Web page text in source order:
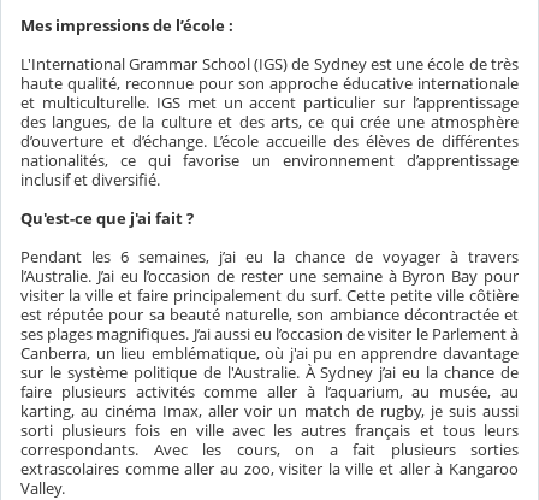
Mes impressions de l’école :
L'International Grammar School (IGS) de Sydney est une école de très
haute qualité, reconnue pour son approche éducative internationale
et multiculturelle. IGS met un accent particulier sur l’apprentissage
des langues, de la culture et des arts, ce qui crée une atmosphère
d’ouverture et d’échange. L’école accueille des élèves de différentes
nationalités, ce qui favorise un environnement d’apprentissage
inclusif et diversifié.
Qu'est-ce que j'ai fait ?
Pendant les 6 semaines, j’ai eu la chance de voyager à travers
l’Australie. J’ai eu l’occasion de rester une semaine à Byron Bay pour
visiter la ville et faire principalement du surf. Cette petite ville côtière
est réputée pour sa beauté naturelle, son ambiance décontractée et
ses plages magnifiques. J’ai aussi eu l’occasion de visiter le Parlement à
Canberra, un lieu emblématique, où j'ai pu en apprendre davantage
sur le système politique de l'Australie. À Sydney j’ai eu la chance de
faire plusieurs activités comme aller à l’aquarium, au musée, au
karting, au cinéma Imax, aller voir un match de rugby, je suis aussi
sorti plusieurs fois en ville avec les autres français et tous leurs
correspondants. Avec les cours, on a fait plusieurs sorties
extrascolaires comme aller au zoo, visiter la ville et aller à Kangaroo
Valley.